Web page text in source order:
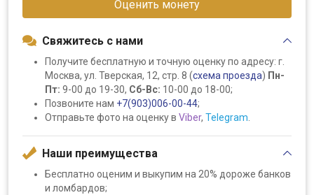
Оценить монету
Свяжитесь с нами
Получите бесплатную и точную оценку по адресу: г.
Москва, ул. Тверская, 12, стр. 8 (схема проезда) Пн-
Пт: 9-00 до 19-30, Сб-Вс: 10-00 до 18-00;
Позвоните нам +7(903)006-00-44;
Отправьте фото на оценку в Viber, Telegram.
Наши преимущества
Бесплатно оценим и выкупим на 20% дороже банков
и ломбардов;